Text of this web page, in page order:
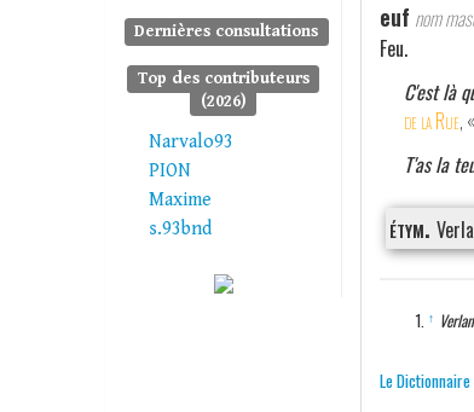
Dernières consultations
Top des contributeurs
(2026)
Narvalo93
PION
Maxime
s.93bnd
euf nom
Feu.
C'est là
de la Rue,
T'as la
étym.
↑
Le